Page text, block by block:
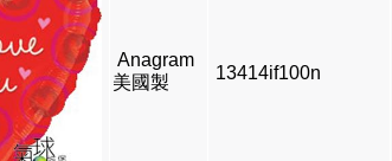
Anagram
美國製
13414if100n